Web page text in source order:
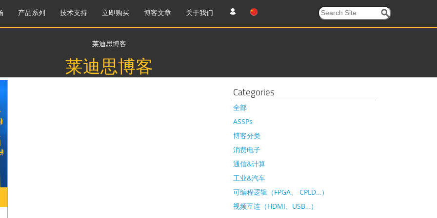
产品系列 技术支持 立即购买 博客文章 关于我们
莱迪思博客
莱迪思博客
Categories
全部
ASSPs
博客分类
消费电子
通信&计算
工业&汽车
可编程逻辑（FPGA、 CPLD…）
视频互连（HDMI、USB…）